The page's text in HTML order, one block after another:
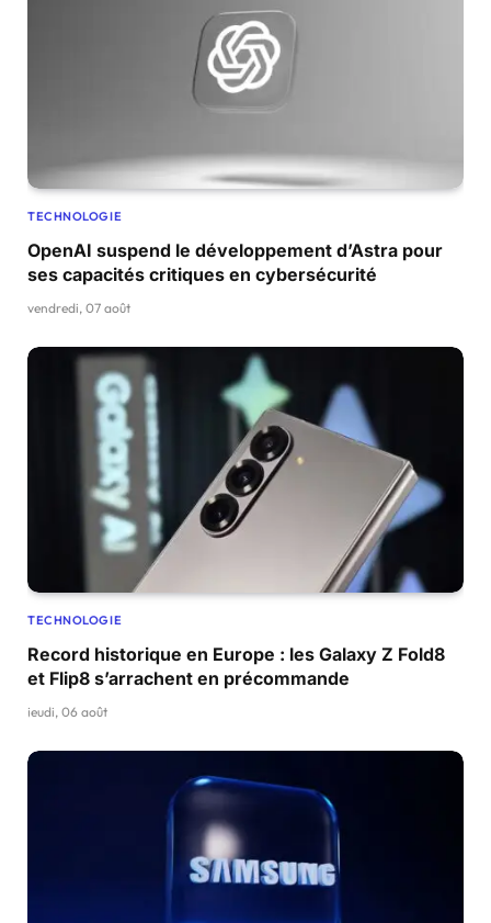
TECHNOLOGIE
OpenAI suspend le développement d’Astra pour
ses capacités critiques en cybersécurité
vendredi, 07 août
TECHNOLOGIE
Record historique en Europe : les Galaxy Z Fold8
et Flip8 s’arrachent en précommande
jeudi, 06 août